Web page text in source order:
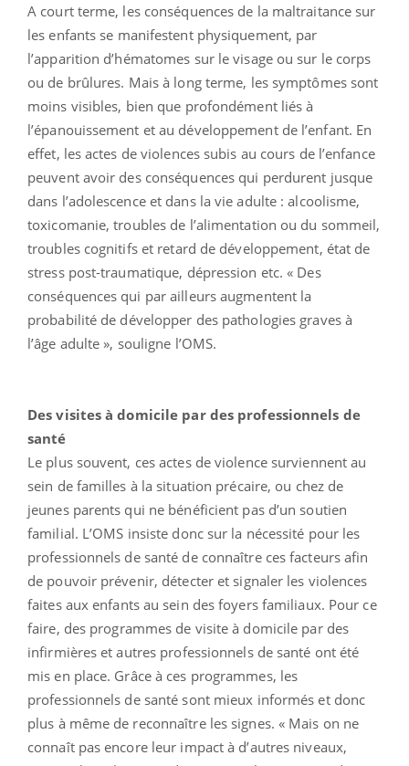
A court terme, les conséquences de la maltraitance sur
les enfants se manifestent physiquement, par
l’apparition d’hématomes sur le visage ou sur le corps
ou de brûlures. Mais à long terme, les symptômes sont
moins visibles, bien que profondément liés à
l’épanouissement et au développement de l’enfant. En
effet, les actes de violences subis au cours de l’enfance
peuvent avoir des conséquences qui perdurent jusque
dans l’adolescence et dans la vie adulte : alcoolisme,
toxicomanie, troubles de l’alimentation ou du sommeil,
troubles cognitifs et retard de développement, état de
stress post-traumatique, dépression etc. « Des
conséquences qui par ailleurs augmentent la
probabilité de développer des pathologies graves à
l’âge adulte », souligne l’OMS.
Des visites à domicile par des professionnels de
santé
Le plus souvent, ces actes de violence surviennent au
sein de familles à la situation précaire, ou chez de
jeunes parents qui ne bénéficient pas d’un soutien
familial. L’OMS insiste donc sur la nécessité pour les
professionnels de santé de connaître ces facteurs afin
de pouvoir prévenir, détecter et signaler les violences
faites aux enfants au sein des foyers familiaux. Pour ce
faire, des programmes de visite à domicile par des
infirmières et autres professionnels de santé ont été
mis en place. Grâce à ces programmes, les
professionnels de santé sont mieux informés et donc
plus à même de reconnaître les signes. « Mais on ne
connaît pas encore leur impact à d’autres niveaux,